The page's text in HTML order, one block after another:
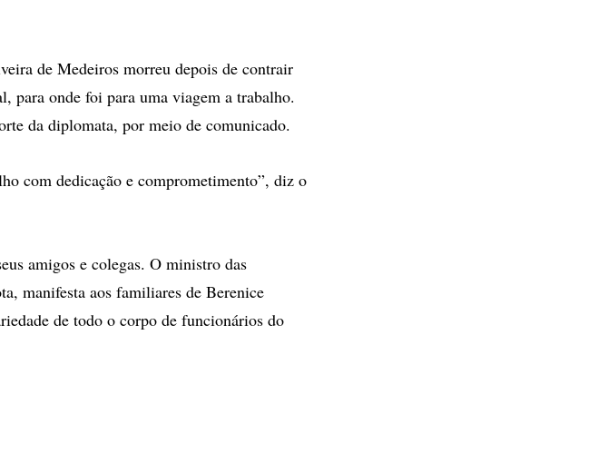
de Medeiros morreu depois de contrair
para onde foi para uma viagem a trabalho.
da diplomata, por meio de comunicado.
com dedicação e comprometimento”, diz o
amigos e colegas. O ministro das
manifesta aos familiares de Berenice
de todo o corpo de funcionários do